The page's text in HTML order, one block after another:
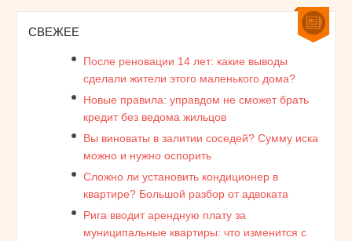
СВЕЖЕЕ
После реновации 14 лет: какие выводы
сделали жители этого маленького дома?
Новые правила: управдом не сможет брать
кредит без ведома жильцов
Вы виноваты в залитии соседей? Сумму иска
можно и нужно оспорить
Сложно ли установить кондиционер в
квартире? Большой разбор от адвоката
Рига вводит арендную плату за
муниципальные квартиры: что изменится с